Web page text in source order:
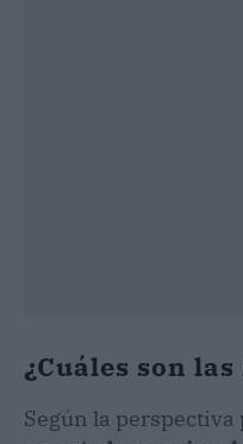
¿Cuáles son
Según la perspectiva